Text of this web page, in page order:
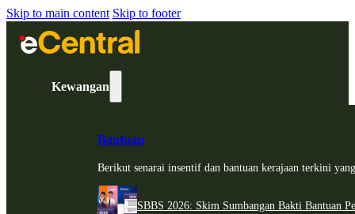
Skip to main content Skip to footer
Kewangan
Bantuan
Berikut senarai insentif dan bantuan kerajaan terkini
SBBS 2026: Skim Sumbangan Bakti Bantuan